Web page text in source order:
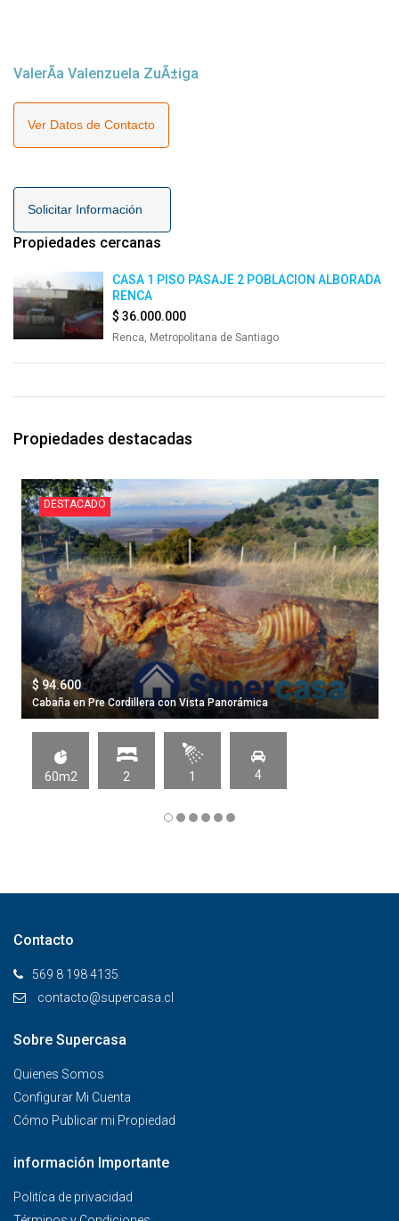
ValerÃ­a Valenzuela ZuÃ±iga
Ver Datos de Contacto
Solicitar Información
Propiedades cercanas
CASA 1 PISO PASAJE 2 POBLACION ALBORADA
RENCA
$ 36.000.000
Renca, Metropolitana de Santiago
Propiedades destacadas
DESTACADO
$ 94.600
Cabaña en Pre Cordillera con Vista Panorámica
60m2 2 1 4
Contacto
569 8 198 4135
contacto@supercasa.cl
Sobre Supercasa
Quienes Somos
Configurar Mi Cuenta
Cómo Publicar mi Propiedad
información Importante
Politíca de privacidad